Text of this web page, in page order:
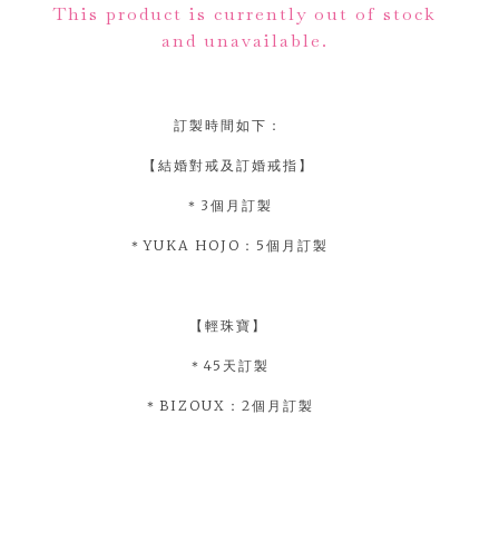
This product is currently out of stock
and unavailable.
訂製時間如下：
【結婚對戒及訂婚戒指】
＊3個月訂製
＊YUKA HOJO：5個月訂製
【輕珠寶】
＊45天訂製
＊BIZOUX：2個月訂製